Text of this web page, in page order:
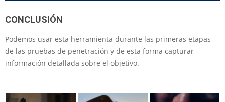
CONCLUSIÓN
Podemos usar esta herramienta durante las primeras etapas
de las pruebas de penetración y de esta forma capturar
información detallada sobre el objetivo.